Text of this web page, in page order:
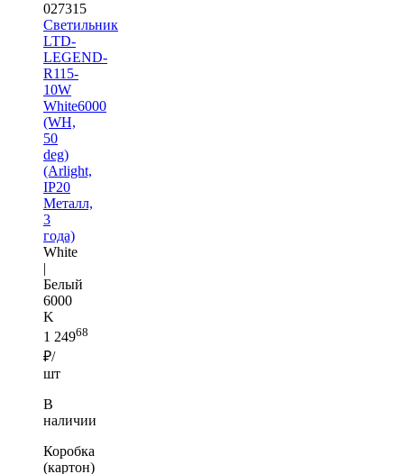
027315
Светильник
LTD-
LEGEND-
R115-
10W
White6000
(WH,
50
deg)
(Arlight,
IP20
Металл,
3
года)
White
|
Белый
6000
K
1 24968
₽/
шт
В
наличии
Коробка
(картон)